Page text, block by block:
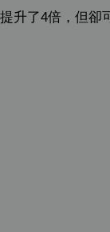
升了4倍，但卻